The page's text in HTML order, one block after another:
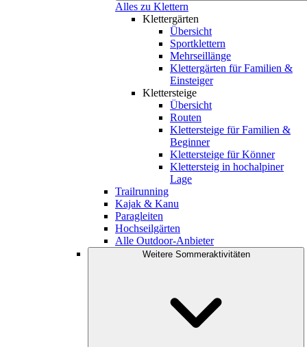
Alles zu Klettern
Klettergärten
Übersicht
Sportklettern
Mehrseillänge
Klettergärten für Familien &
Einsteiger
Klettersteige
Übersicht
Routen
Klettersteige für Familien &
Beginner
Klettersteige für Könner
Klettersteig in hochalpiner
Lage
Trailrunning
Kajak & Kanu
Paragleiten
Hochseilgärten
Alle Outdoor-Anbieter
Weitere Sommeraktivitäten